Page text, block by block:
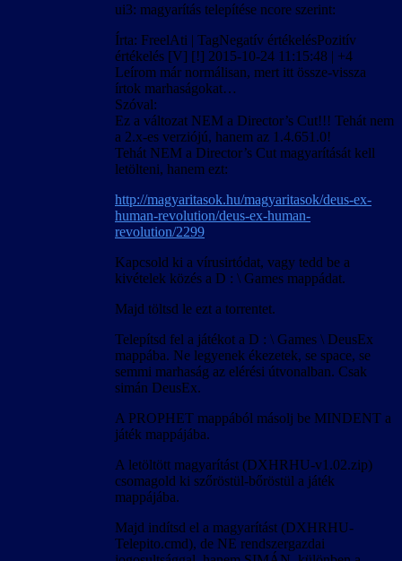
ui3: magyarítás telepítése ncore szerint:
Írta: FreelAti | TagNegatív értékelésPozitív
értékelés [V] [!] 2015-10-24 11:15:48 | +4
Leírom már normálisan, mert itt össze-vissza
írtok marhaságokat…
Szóval:
Ez a változat NEM a Director’s Cut!!! Tehát nem
a 2.x-es verziójú, hanem az 1.4.651.0!
Tehát NEM a Director’s Cut magyarítását kell
letölteni, hanem ezt:
http://magyaritasok.hu/magyaritasok/deus-ex-
human-revolution/deus-ex-human-
revolution/2299
Kapcsold ki a vírusirtódat, vagy tedd be a
kivételek közés a D : \ Games mappádat.
Majd töltsd le ezt a torrentet.
Telepítsd fel a játékot a D : \ Games \ DeusEx
mappába. Ne legyenek ékezetek, se space, se
semmi marhaság az elérési útvonalban. Csak
simán DeusEx.
A PROPHET mappából másolj be MINDENT a
játék mappájába.
A letöltött magyarítást (DXHRHU-v1.02.zip)
csomagold ki szőröstül-bőröstül a játék
mappájába.
Majd indítsd el a magyarítást (DXHRHU-
Telepito.cmd), de NE rendszergazdai